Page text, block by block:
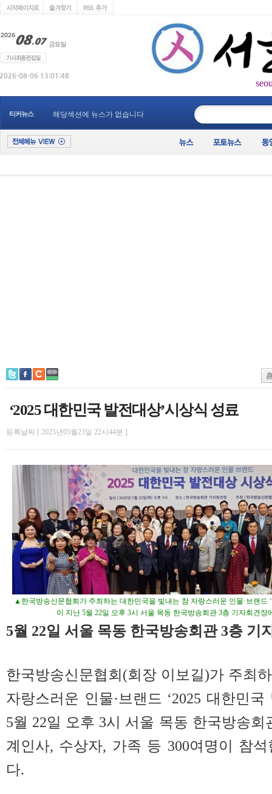
티커뉴스 해당섹션에 뉴스가 없습니다
‘2025 대한민국 발전대상’시상식 성료
등록날짜 [ 2025년05월23일 22시44분 ]
▲한국방송신문협회가 주최하는 대한민국을 빛내는 참 자랑스러운 인물·브랜드
이 지난 5월 22일 오후 3시 서울 목동 한국방송회관 3층 기자회견장
5월 22일 서울 목동 한국방송회관 3층 기
한국방송신문협회(회장 이보길)가 주최
자랑스러운 인물·브랜드 ‘2025 대한민
5월 22일 오후 3시 서울 목동 한국방송
계인사, 수상자, 가족 등 300여명이 참
다.